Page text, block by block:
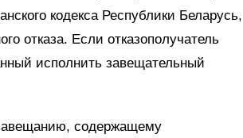
кодекса Республики Беларусь,
отказа. Если отказополучатель
исполнить завещательный
содержащему